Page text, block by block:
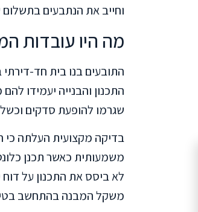
וחייב את הנתבעים בתשלום של כ-2.7 מיליון
מה היו עובדות
התובעים בנו בית חד-
התכנון והבנייה יעמידו
שגרמו להופעת סדקים
בדיקה מקצועית העלתה כי
לא ביסס את התכנון על
משקל המבנה בהתחשב